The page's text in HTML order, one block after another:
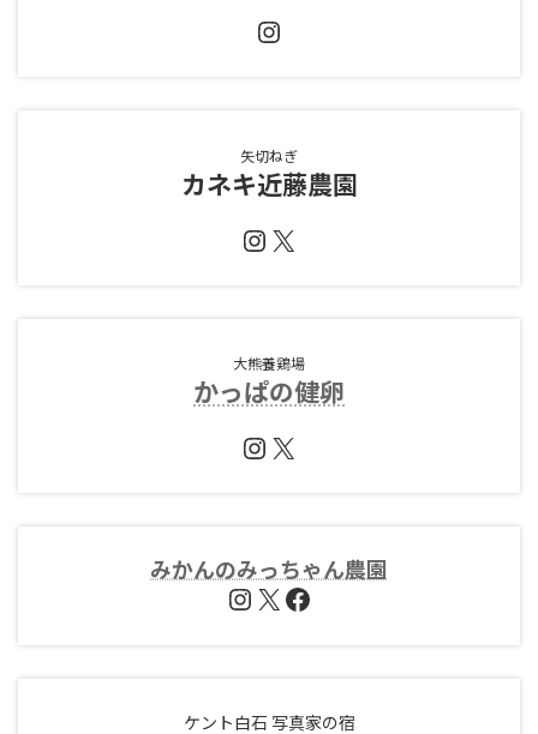
Instagram
矢切ねぎ
カネキ近藤農園
Instagram
X
大熊養鶏場
かっぱの健卵
Instagram
X
みかんのみっちゃん農園
Instagram
X Facebook
ケント白石 写真家の宿